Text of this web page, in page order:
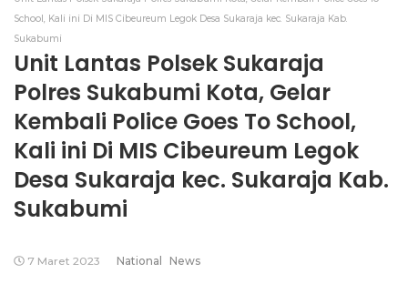
School, Kali ini Di MIS Cibeureum Legok Desa Sukaraja kec. Sukaraja Kab.
Sukabumi
Unit Lantas Polsek Sukaraja
Polres Sukabumi Kota, Gelar
Kembali Police Goes To School,
Kali ini Di MIS Cibeureum Legok
Desa Sukaraja kec. Sukaraja Kab.
Sukabumi
7 Maret 2023 National News